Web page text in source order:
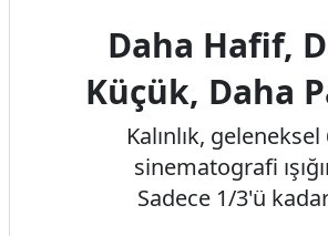
Daha Hafif,
Küçük, Daha
Kalınlık, geleneksel
sinematografi
Sadece 1/3'ü